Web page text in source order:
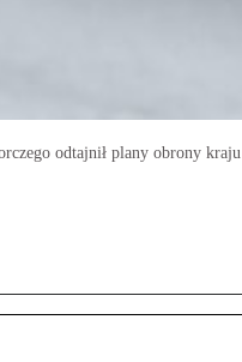
odtajnił plany obrony